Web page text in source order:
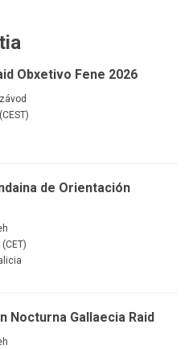
Obxetivo Fene 2026
de Orientación
Nocturna Gallaecia Raid